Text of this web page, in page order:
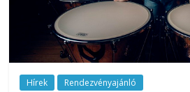
Hírek Rendezvényajánló